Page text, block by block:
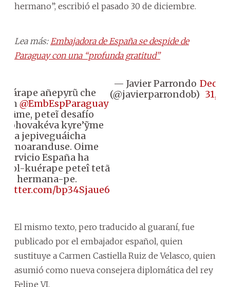
hermano”, escribió el pasado 30 de diciembre.
Lea más: Embajadora de España se despide de
Paraguay con una “profunda gratitud”
árape añepyrũ che
@EmbEspParaguay
akãme, peteĩ desafío
kyre’ỹme
ha jepiveguáicha
Oime
servicio España ha
kuérape peteî tetã
hermana-pe.
bp34Sjaue6
— Javier Parrondo
(@javierparrondob) 31,
El mismo texto, pero traducido al guaraní, fue
publicado por el embajador español, quien
sustituye a Carmen Castiella Ruiz de Velasco, quien
asumió como nueva consejera diplomática del rey
Felipe VI.